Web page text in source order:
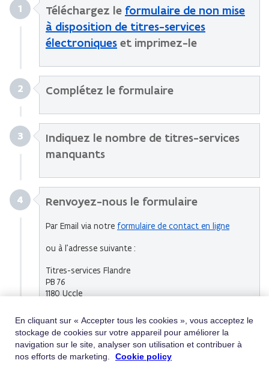
1 Téléchargez le formulaire de non mise
à disposition de titres-services
électroniques et imprimez-le
2 Complétez le formulaire
3
Indiquez le nombre de titres-services
manquants
4 Renvoyez-nous le formulaire
Par Email via notre formulaire de contact en ligne
ou à l’adresse suivante :
Titres-services Flandre
PB 76
1180 Uccle
Et après, que se passe-t-il ?
En cliquant sur « Accepter tous les cookies », vous acceptez le
stockage de cookies sur votre appareil pour améliorer la
navigation sur le site, analyser son utilisation et contribuer à
nos efforts de marketing.
Cookie policy